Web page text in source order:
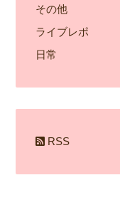
その他
ライブレポ
日常
RSS